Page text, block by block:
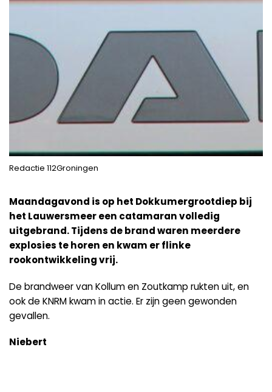
Redactie 112Groningen
Maandagavond is op het Dokkumergrootdiep bij
het Lauwersmeer een catamaran volledig
uitgebrand. Tijdens de brand waren meerdere
explosies te horen en kwam er flinke
rookontwikkeling vrij.
De brandweer van Kollum en Zoutkamp rukten uit, en
ook de KNRM kwam in actie. Er zijn geen gewonden
gevallen.
Niebert